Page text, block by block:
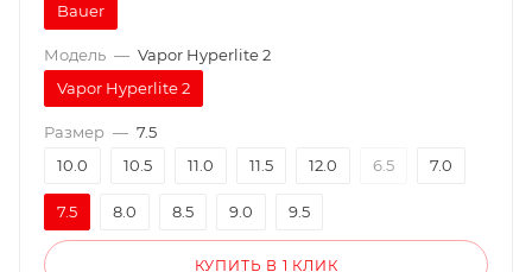
Bauer
Модель — Vapor Hyperlite 2
Vapor Hyperlite 2
Размер — 7.5
10.0
10.5 11.0 11.5 12.0 6.5 7.0
7.5 8.0 8.5 9.0 9.5
КУПИТЬ В 1 КЛИК